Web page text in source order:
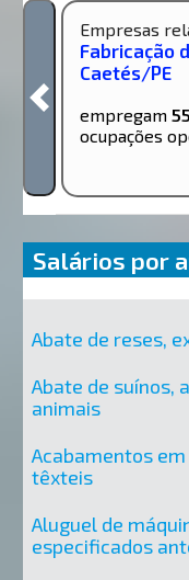
Empresas
Fabricação
Caetés/PE
empregam
ocupações
Salários por
Abate de reses,
Abate de suínos,
animais
Acabamentos
têxteis
Aluguel de
especificados